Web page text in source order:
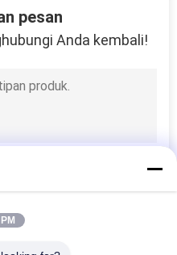
pesan
Anda kembali!